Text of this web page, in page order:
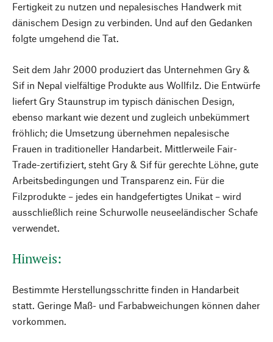
Fertigkeit zu nutzen und nepalesisches Handwerk mit
dänischem Design zu verbinden. Und auf den Gedanken
folgte umgehend die Tat.
Seit dem Jahr 2000 produziert das Unternehmen Gry &
Sif in Nepal vielfältige Produkte aus Wollfilz. Die Entwürfe
liefert Gry Staunstrup im typisch dänischen Design,
ebenso markant wie dezent und zugleich unbekümmert
fröhlich; die Umsetzung übernehmen nepalesische
Frauen in traditioneller Handarbeit. Mittlerweile Fair-
Trade-zertifiziert, steht Gry & Sif für gerechte Löhne, gute
Arbeitsbedingungen und Transparenz ein. Für die
Filzprodukte – jedes ein handgefertigtes Unikat – wird
ausschließlich reine Schurwolle neuseeländischer Schafe
verwendet.
Hinweis:
Bestimmte Herstellungsschritte finden in Handarbeit
statt. Geringe Maß- und Farbabweichungen können daher
vorkommen.